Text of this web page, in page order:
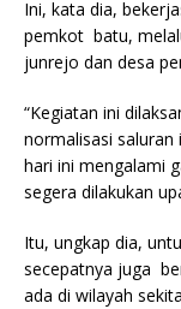
Ini, kata dia,
pemkot batu,
junrejo dan desa
“Kegiatan ini
normalisasi saluran
hari ini mengalami
segera dilakukan
Itu, ungkap dia,
secepatnya juga
ada di wilayah